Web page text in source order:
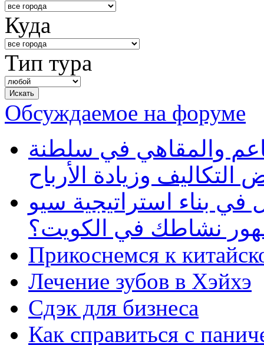
Куда
Тип тура
Обсуждаемое на форуме
والمقاهي في سلطنة
وزيادة الأرباح
بناء استراتيجية سيو
نشاطك في الكويت؟
Прикоснемся к
Лечение зубов в Хэйхэ
Сдэк для бизнеса
Как справиться с